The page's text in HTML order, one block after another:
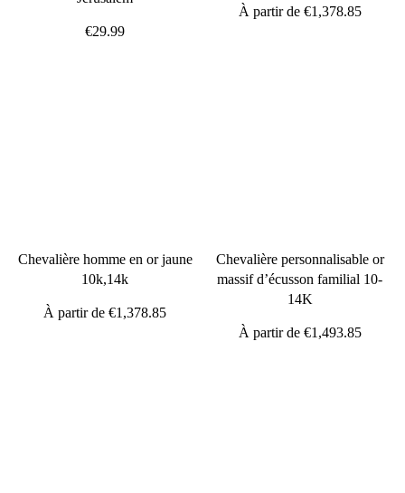
€29.99
À partir de €1,378.85
Chevalière homme en or jaune
10k,14k
À partir de€1,378.85
Chevalière personnalisable or
massif d’écusson familial 10-
14K
À partir de €1,493.85